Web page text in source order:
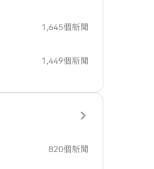
1,645個新聞
1,449個新聞
820個新聞